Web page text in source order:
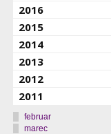
2016
2015
2014
2013
2012
2011
februar
marec